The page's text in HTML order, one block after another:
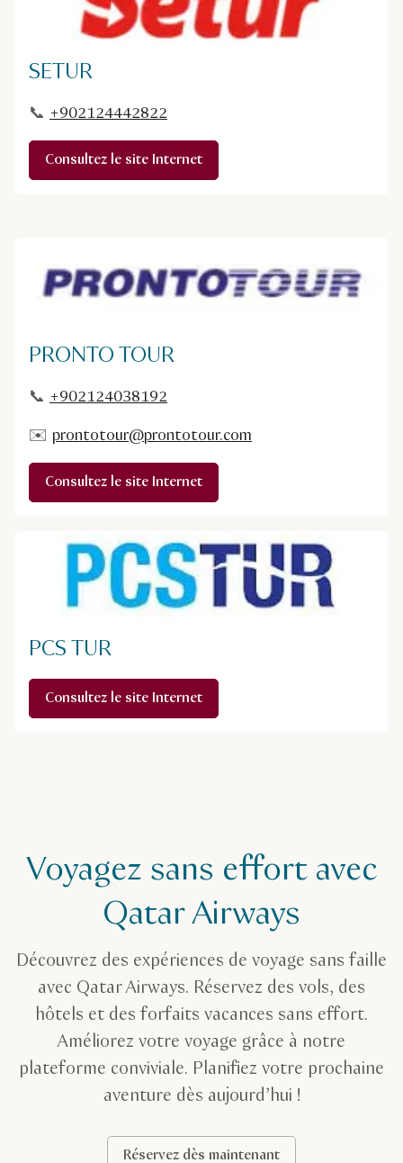
SETUR
📞 +902124442822
Consultez le site Internet
PRONTO TOUR
📞 +902124038192
✉️ prontotour@prontotour.com
Consultez le site Internet
PCS TUR
Consultez le site Internet
Réservez dès maintenant
Voyagez sans effort avec
Qatar Airways
Découvrez des expériences de voyage sans faille
avec Qatar Airways. Réservez des vols, des
hôtels et des forfaits vacances sans effort.
Améliorez votre voyage grâce à notre
plateforme conviviale. Planifiez votre prochaine
aventure dès aujourd’hui !